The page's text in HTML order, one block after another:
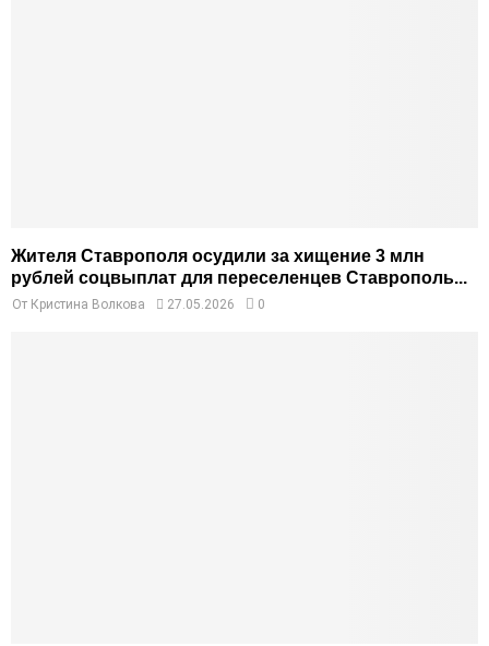
Жителя Ставрополя осудили за хищение 3 млн
рублей соцвыплат для переселенцев Ставрополь...
От Кристина Волкова 27.05.2026 0